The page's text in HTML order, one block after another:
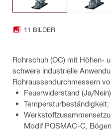
11 BILDER
Rohrschuh (OC) mit Höhen-
schwere industrielle
Rohraussendurchmessern
Feuerwiderstand (Ja/
Temperaturbeständigkeit:
Modif POSMAC-C,